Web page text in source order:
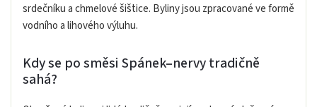
srdečníku a chmelové šištice. Byliny jsou zpracované ve formě
vodního a lihového výluhu.
Kdy se po směsi Spánek–nervy tradičně
sahá?